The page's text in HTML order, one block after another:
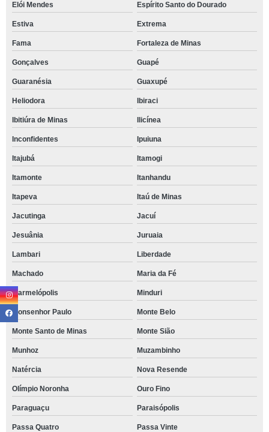
Elói Mendes Espírito Santo do Dourado
Estiva Extrema
Fama Fortaleza de Minas
Gonçalves Guapé
Guaranésia Guaxupé
Heliodora Ibiraci
Ibitiúra de Minas Ilicínea
Inconfidentes Ipuiuna
Itajubá Itamogi
Itamonte Itanhandu
Itapeva Itaú de Minas
Jacutinga Jacuí
Jesuânia Juruaia
Lambari Liberdade
Machado Maria da Fé
Marmelópolis Minduri
Monsenhor Paulo Monte Belo
Monte Santo de Minas Monte Sião
Munhoz Muzambinho
Natércia Nova Resende
Olímpio Noronha Ouro Fino
Paraguaçu Paraisópolis
Passa Quatro Passa Vinte